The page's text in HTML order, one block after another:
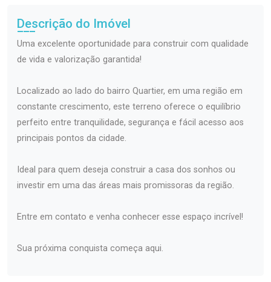
Descrição do Imóvel
Uma excelente oportunidade para construir com qualidade
de vida e valorização garantida!
Localizado ao lado do bairro Quartier, em uma região em
constante crescimento, este terreno oferece o equilíbrio
perfeito entre tranquilidade, segurança e fácil acesso aos
principais pontos da cidade.
Ideal para quem deseja construir a casa dos sonhos ou
investir em uma das áreas mais promissoras da região.
Entre em contato e venha conhecer esse espaço incrível!
Sua próxima conquista começa aqui.